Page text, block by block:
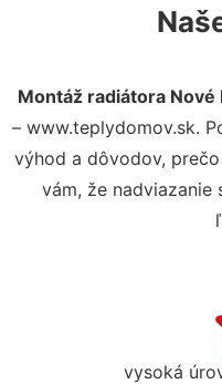
Montáž radiátora Nové
– www.teplydomov.sk.
výhod a dôvodov,
vám, že nadviazanie
vysoká